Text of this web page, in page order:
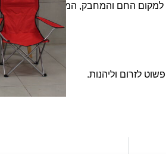
למקום החם והמחבק, המוכר והאהוב.
לזרום וליהנות.